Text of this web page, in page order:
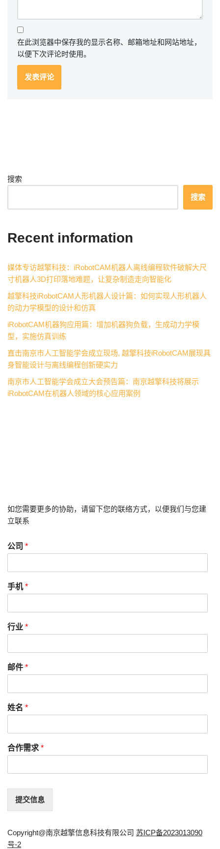
在此浏览器中保存我的显示名称、邮箱地址和网站地址，
以便下次评论时使用。
搜索
搜索
Recent information
媒体专访越擎科技：iRobotCAM机器人离线编程软件破解大尺
寸机器人3D打印落地难题，让复杂制造走向智能化
越擎科技iRobotCAM人形机器人设计篇：如何实现人形机器人
的动力学模型的设计和仿真
iRobotCAM机器狗应用篇：增加机器狗负载，生成动力学模
型，实施仿真训练
直击南京市人工智能学会成立现场, 越擎科技iRobotCAM展现具
身智能设计与离线编程创新硬实力
南京市人工智能学会成立大会预告篇：南京越擎科技将展示
iRobotCAM在机器人领域的核心应用案例
如您需要更多的协助，请留下您的联络方式，以便我们与您建
立联系
公司 *
手机*
行业 *
邮件 *
姓名 *
合作需求 *
提交信息
Copyright@南京越擎信息科技有限公司 苏ICP备2023013090
号-2